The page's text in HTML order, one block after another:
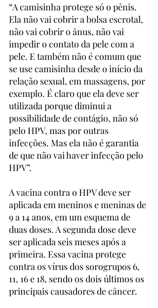
“A camisinha protege só o pênis.
Ela não vai cobrir a bolsa escrotal,
não vai cobrir o ânus, não vai
impedir o contato da pele com a
pele. E também não é comum que
se use camisinha desde o início da
relação sexual, em massagens, por
exemplo. É claro que ela deve ser
utilizada porque diminui a
possibilidade de contágio, não só
pelo HPV, mas por outras
infecções. Mas ela não é garantia
de que não vai haver infecção pelo
HPV”.
A vacina contra o HPV deve ser
aplicada em meninos e meninas de
9 a 14 anos, em um esquema de
duas doses. A segunda dose deve
ser aplicada seis meses após a
primeira. Essa vacina protege
contra os vírus dos sorogrupos 6,
11, 16 e 18, sendo os dois últimos os
principais causadores de câncer.